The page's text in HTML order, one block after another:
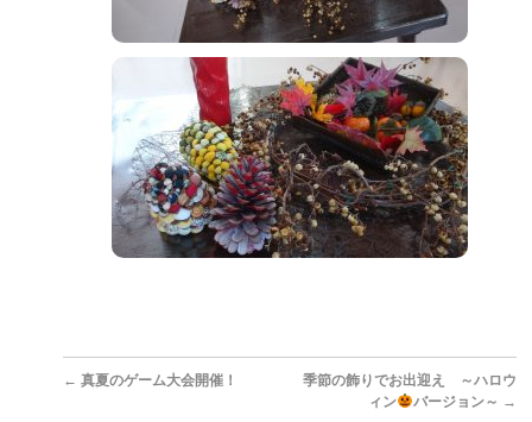
← 真夏のゲーム大会開催！
季節の飾りでお出迎え ～ハロウ
ィン
バージョン～ →